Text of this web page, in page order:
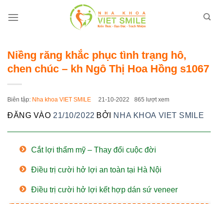
qua
Niềng răng khắc phục tình trạng hô,
chen chúc – kh Ngô Thị Hoa Hồng s1067
Biên tập: Nha khoa VIET SMILE 21-10-2022 865 lượt xem
ĐĂNG VÀO 21/10/2022 BỞI NHA KHOA VIET SMILE
Cắt lợi thẩm mỹ – Thay đổi cuộc đời
Điều trị cười hở lợi an toàn tại Hà Nội
Điều trị cười hở lợi kết hợp dán sứ veneer